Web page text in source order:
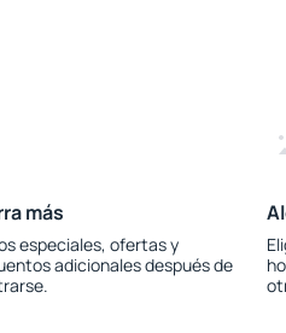
más
especiales, ofertas y
adicionales después de